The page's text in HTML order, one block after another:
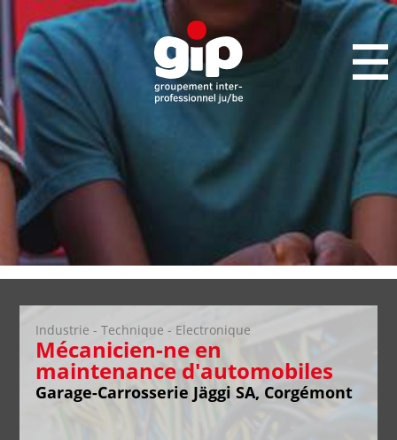
Industrie - Technique - Electronique
Mécanicien-ne en
maintenance d'automobiles
Garage-Carrosserie Jäggi SA, Corgémont